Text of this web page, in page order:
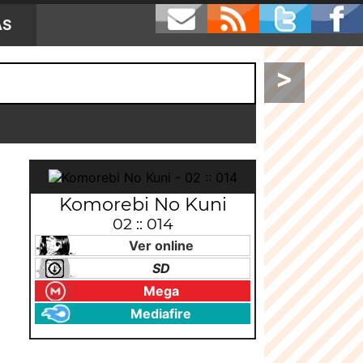
>
Komorebi No Kuni
02 :: 014
Ver online
SD
Mega
Mediafire